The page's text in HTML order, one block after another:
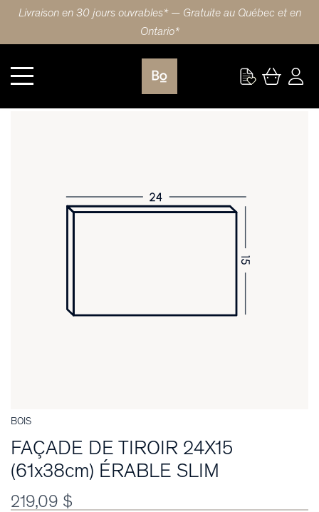
Livraison en 30 jours ouvrables* — Gratuite au Québec et en
Ontario*
Cuisine FAÇADE DE TIROIR 24X15 (61x38cm) ÉRABLE SLIM
BOIS
FAÇADE DE TIROIR 24X15
(61x38cm) ÉRABLE SLIM
219,09 $